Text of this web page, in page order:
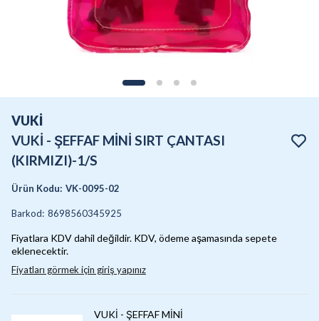
VUKİ
VUKİ - ŞEFFAF MİNİ SIRT ÇANTASI
(KIRMIZI)-1/S
Ürün Kodu: VK-0095-02
Barkod: 8698560345925
Fiyatlara KDV dahil değildir. KDV, ödeme aşamasında sepete
eklenecektir.
Fiyatları görmek için giriş yapınız
VUKİ - ŞEFFAF MİNİ